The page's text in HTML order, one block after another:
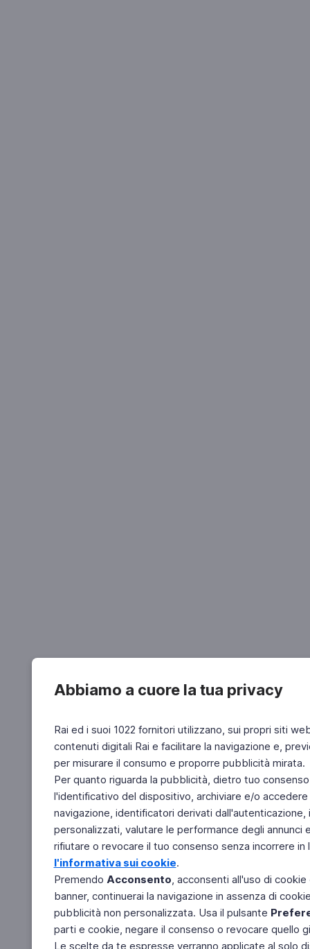
Abbiamo a cuore la tua privacy
Rai ed i suoi 1022 fornitori utilizzano, sui propri siti
contenuti digitali Rai e facilitare la navigazione e,
per misurare il consumo e proporre pubblicità mirata.
Per quanto riguarda la pubblicità, dietro tuo
l'identificativo del dispositivo, archiviare e/o
navigazione, identificatori derivati
personalizzati, valutare le performance degli
rifiutare o revocare il tuo consenso senza incorrere
l'informativa sui cookie.
Premendo Acconsento, acconsenti all'uso di
banner, continuerai la navigazione in assenza di
pubblicità non personalizzata. Usa il pulsante
parti e cookie, negare il consenso o revocare quello
Le scelte da te espresse verranno applicate al solo